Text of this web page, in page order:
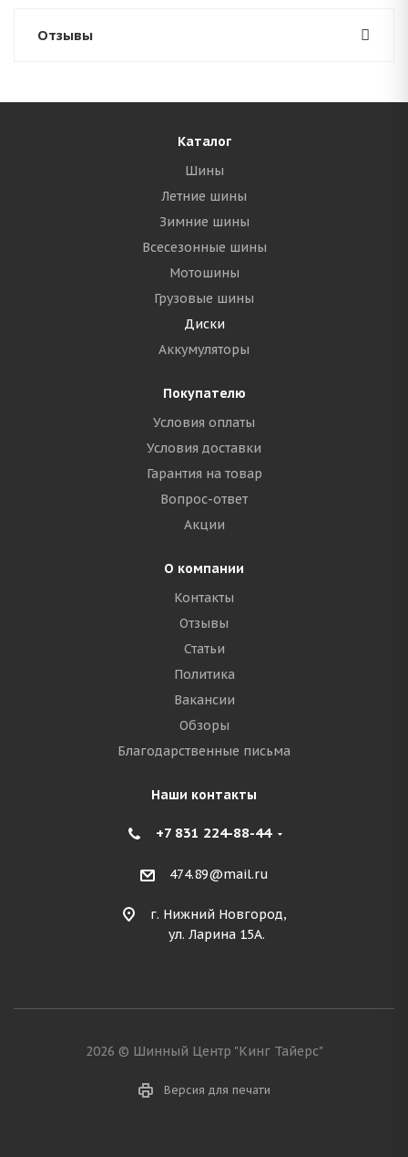
Отзывы
Каталог
Шины
Летние шины
Зимние шины
Всесезонные шины
Мотошины
Грузовые шины
Диски
Аккумуляторы
Покупателю
Условия оплаты
Условия доставки
Гарантия на товар
Вопрос-ответ
Акции
О компании
Контакты
Отзывы
Статьи
Политика
Вакансии
Обзоры
Благодарственные письма
Наши контакты
+7 831 224-88-44
474.89@mail.ru
г. Нижний Новгород,
ул. Ларина 15А.
2026 © Шинный Центр "Кинг Тайерс"
Версия для печати